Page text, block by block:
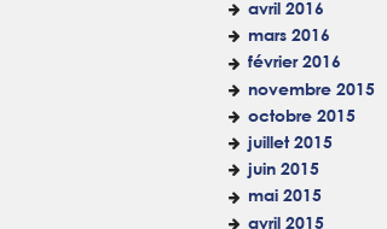
avril 2016
mars 2016
février 2016
novembre 2015
octobre 2015
juillet 2015
juin 2015
mai 2015
avril 2015